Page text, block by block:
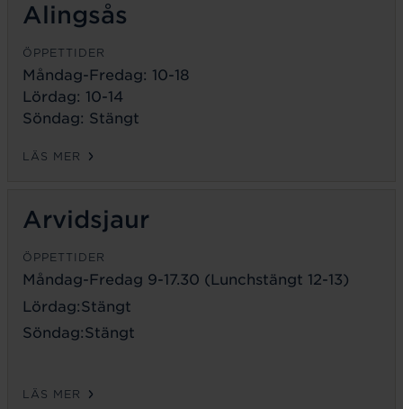
Alingsås
ÖPPETTIDER
Måndag-Fredag: 10-18
Lördag: 10-14
Söndag: Stängt
LÄS MER
Arvidsjaur
ÖPPETTIDER
Måndag-Fredag 9-17.30 (Lunchstängt 12-13)
Lördag:Stängt
Söndag:Stängt
LÄS MER